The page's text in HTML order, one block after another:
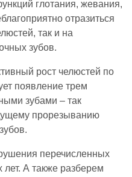
глотания, жевания,
отразиться
так и на
зубов.
рост челюстей по
появление трем
зубами – так
прорезыванию
перечисленных
лет. А также разберем